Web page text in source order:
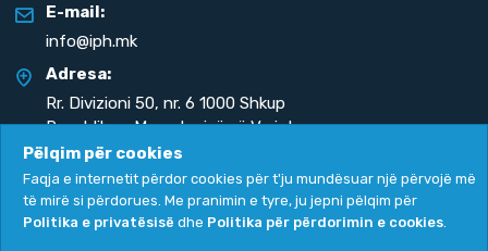
E-mail:
info@iph.mk
Adresa:
Rr. Divizioni 50, nr. 6 1000 Shkup
Republika e Maqedonisë së Veriut
Politika e privatësisë Politika për përdorimin e cookies
Pëlqim për cookies
Faqja e internetit përdor cookies për t'ju mundësuar një përvojë më
të mirë si përdorues. Me pranimin e tyre, ju jepni pëlqim për
Politika e privatësisë dhe Politika për përdorimin e cookies.